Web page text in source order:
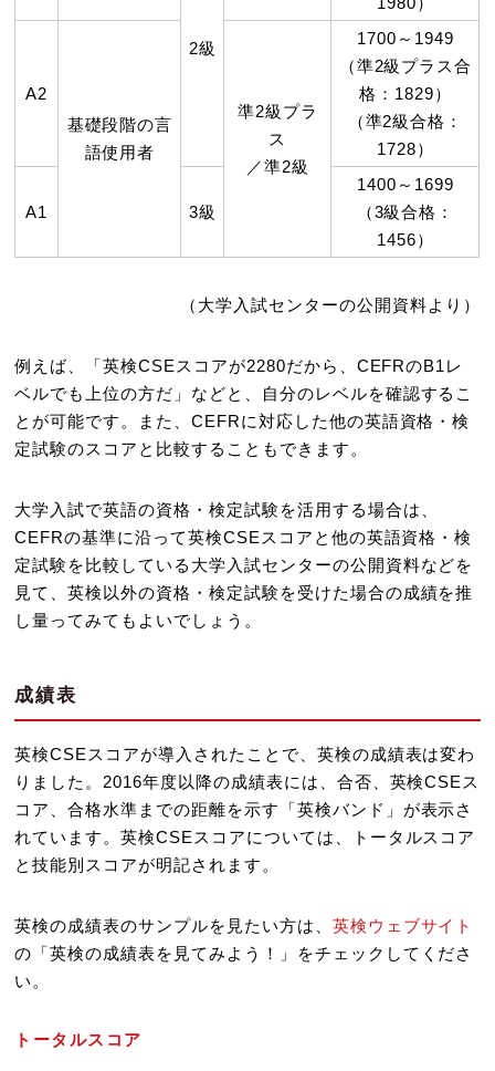
2級
A2
基礎段階の言
語使用者
準2級プラ
ス
／準2級
1700～1949
（準2級プラス合
格：1829）
（準2級合格：
1728）
A1 3級
1400～1699
（3級合格：
1456）
（大学入試センターの公開資料より）
例えば、「英検CSEスコアが2280だから、CEFRのB1レ
ベルでも上位の方だ」などと、自分のレベルを確認するこ
とが可能です。また、CEFRに対応した他の英語資格・検
定試験のスコアと比較することもできます。
大学入試で英語の資格・検定試験を活用する場合は、
CEFRの基準に沿って英検CSEスコアと他の英語資格・検
定試験を比較している大学入試センターの公開資料などを
見て、英検以外の資格・検定試験を受けた場合の成績を推
し量ってみてもよいでしょう。
成績表
英検CSEスコアが導入されたことで、英検の成績表は変わ
りました。2016年度以降の成績表には、合否、英検CSEス
コア、合格水準までの距離を示す「英検バンド」が表示さ
れています。英検CSEスコアについては、トータルスコア
と技能別スコアが明記されます。
英検の成績表のサンプルを見たい方は、 英検ウェブサイト
の「英検の成績表を見てみよう！」をチェックしてくださ
い。
トータルスコア